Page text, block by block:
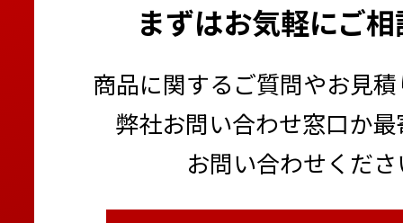
まずはお気軽にご
商品に関するご質問やお見
弊社お問い合わせ窓口か
お問い合わせくだ